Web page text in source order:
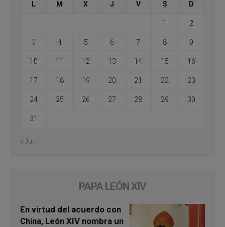
L M X J V S D
1 2
3 4 5 6 7 8 9
10 11 12 13 14 15 16
17 18 19 20 21 22 23
24 25 26 27 28 29 30
31
« Jul
PAPA LEÓN XIV
En virtud del acuerdo con
China, León XIV nombra un